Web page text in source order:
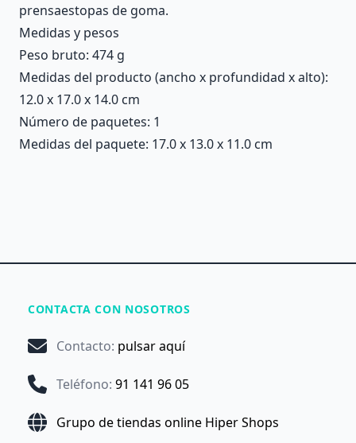
prensaestopas de goma.
Medidas y pesos
Peso bruto: 474 g
Medidas del producto (ancho x profundidad x alto):
12.0 x 17.0 x 14.0 cm
Número de paquetes: 1
Medidas del paquete: 17.0 x 13.0 x 11.0 cm
CONTACTA CON NOSOTROS
Contacto: pulsar aquí
Teléfono: 91 141 96 05
Grupo de tiendas online Hiper Shops